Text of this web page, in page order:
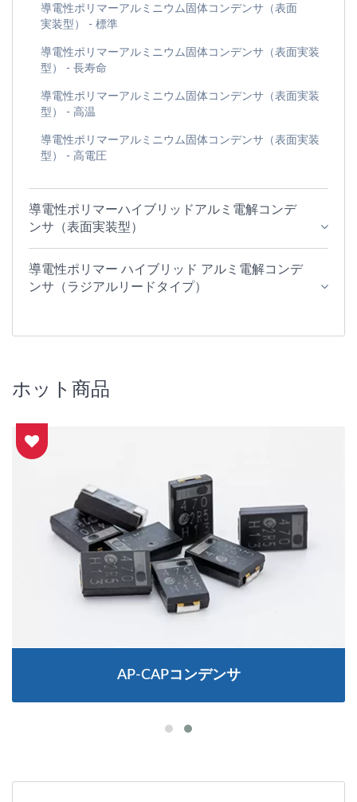
導電性ポリマーアルミニウム固体コンデンサ（表面
実装型） - 標準
導電性ポリマーアルミニウム固体コンデンサ（表面実装
型） - 長寿命
導電性ポリマーアルミニウム固体コンデンサ（表面実装
型） - 高温
導電性ポリマーアルミニウム固体コンデンサ（表面実装
型） - 高電圧
導電性ポリマーハイブリッドアルミ電解コンデ
ンサ（表面実装型）
導電性ポリマー ハイブリッド アルミ電解コンデ
ンサ（ラジアルリードタイプ）
ホット商品
AP-CAPコンデンサ